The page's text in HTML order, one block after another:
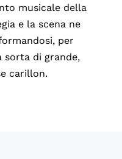
musicale della
e la scena ne
per
sorta di grande,
carillon.